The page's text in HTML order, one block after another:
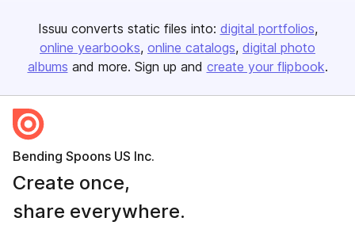
Issuu converts static files into: digital portfolios
online yearbooks online catalogs digital photo
albums and more. Sign up and create your flipbook.
Bending Spoons US Inc.
Create once,
share everywhere.